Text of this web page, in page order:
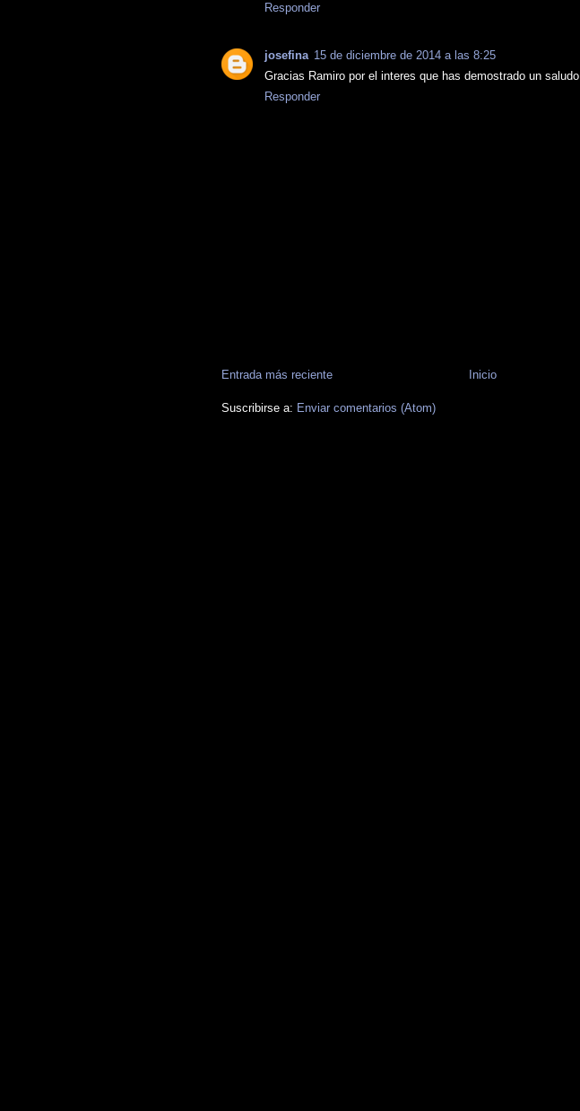
Responder
josefina 15 de diciembre de 2014 a las 8:25
Gracias Ramiro por el interes que has demostrado un saludo
Responder
Entrada más reciente Inicio
Suscribirse a: Enviar comentarios (Atom)